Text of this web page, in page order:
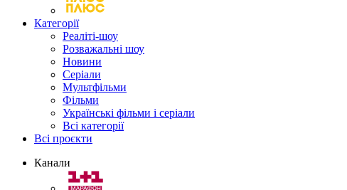
Категорії
Реаліті-шоу
Розважальні шоу
Новини
Серіали
Мультфільми
Фільми
Українські фільми і серіали
Всі категорії
Всі проєкти
Канали